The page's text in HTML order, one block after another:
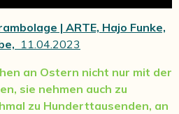
| ARTE, Hajo Funke,
11.04.2023
an Ostern nicht nur mit der
sie nehmen auch zu
zu Hunderttausenden, an